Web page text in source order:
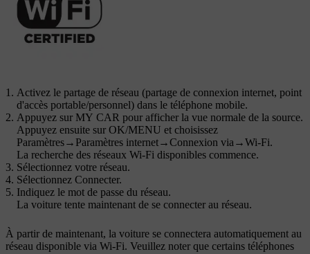
Activez le partage de réseau (partage de connexion internet, point
d'accès portable/personnel) dans le téléphone mobile.
Appuyez sur MY CAR pour afficher la vue normale de la source.
Appuyez ensuite sur OK/MENU et choisissez
Paramètres→ Paramètres internet→Connexion via →Wi-Fi.
La recherche des réseaux Wi-Fi disponibles commence.
Sélectionnez votre réseau.
Sélectionnez Connecter.
Indiquez le mot de passe du réseau.
La voiture tente maintenant de se connecter au réseau.
À partir de maintenant, la voiture se connectera automatiquement au
réseau disponible via Wi-Fi. Veuillez noter que certains téléphones